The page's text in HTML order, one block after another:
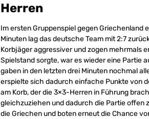
Herren
Im ersten Gruppenspiel gegen Griechenland
Minuten lag das deutsche Team mit 2:7
Korbjäger aggressiver und zogen mehrmals
Spielstand sorgte, war es wieder eine Partie
gaben in den letzten drei Minuten nochmal
erspielte sich dadurch einfache Punkte von
am Korb, der die 3×3-Herren in Führung
gleichzuziehen und dadurch die Partie offen
die Griechen und boten erneut die Chance